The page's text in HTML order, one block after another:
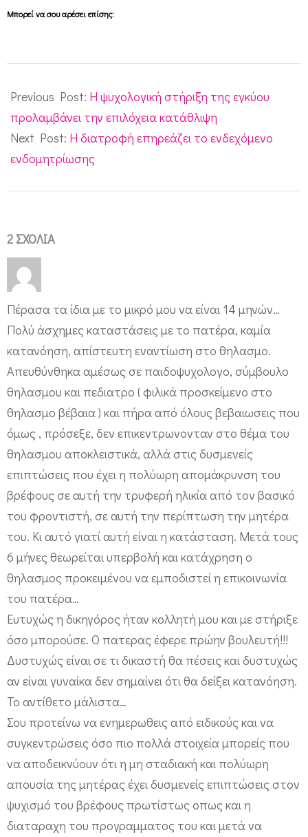
Μπορεί να σου αρέσει επίσης:
05-
20
Previous Post: Η ψυχολογική στήριξη της εγκύου
προλαμβάνει την επιλόχεια κατάθλιψη
Next Post: Η διατροφή επηρεάζει το ενδεχόμενο
ενδομητρίωσης
2 ΣΧΌΛΙΑ
Πέρασα τα ίδια με το μικρό μου να είναι 14 μηνών…
Πολύ άσχημες καταστάσεις με το πατέρα, καμία
κατανόηση, απίστευτη εναντίωση στο θηλασμο.
Απευθύνθηκα αμέσως σε παιδοψυχολογο, σύμβουλο
θηλασμου και πεδιατρο ( φιλικά προσκείμενο στο
θηλασμο βέβαια ) και πήρα από όλους βεβαιωσεις που
όμως , πρόσεξε, δεν επικεντρωνονταν στο θέμα του
θηλασμου αποκλειστικά, αλλά στις δυσμενείς
επιπτώσεις που έχει η πολύωρη απομάκρυνση του
βρέφους σε αυτή την τρυφερή ηλικία από τον βασικό
του φροντιστή, σε αυτή την περίπτωση την μητέρα
του. Κι αυτό γιατί αυτή είναι η κατάσταση. Μετά τους
6 μήνες θεωρείται υπερβολή και κατάχρηση ο
θηλασμος προκειμένου να εμποδιστεί η επικοινωνία
του πατέρα…
Ευτυχώς η δικηγόρος ήταν κολλητή μου και με στήριξε
όσο μπορούσε. Ο πατερας έφερε πρώην βουλευτή!!!
Δυστυχώς είναι σε τι δικαστή θα πέσεις και δυστυχώς
αν είναι γυναίκα δεν σημαίνει ότι θα δείξει κατανόηση.
Το αντίθετο μάλιστα…
Σου προτείνω να ενημερωθεις από ειδικούς και να
συγκεντρώσεις όσο πιο πολλά στοιχεία μπορείς που
να αποδεικνύουν ότι η μη σταδιακή και πολύωρη
απουσία της μητέρας έχει δυσμενείς επιπτώσεις στον
ψυχισμό του βρέφους πρωτίστως οπως και η
διαταραχη του προγραμματος του και μετά να